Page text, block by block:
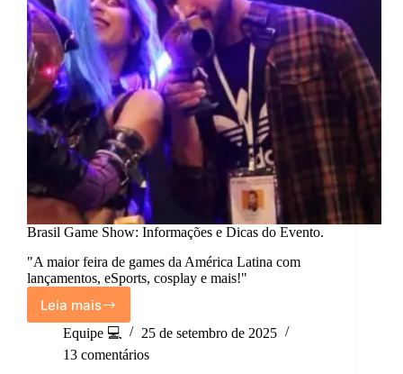
Brasil Game Show: Informações e Dicas do Evento.
"A maior feira de games da América Latina com
lançamentos, eSports, cosplay e mais!"
Leia mais
Brasil
Game
Show:
Informações
Equipe 💻
25 de setembro de 2025
13 comentários